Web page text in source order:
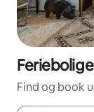
Find og book